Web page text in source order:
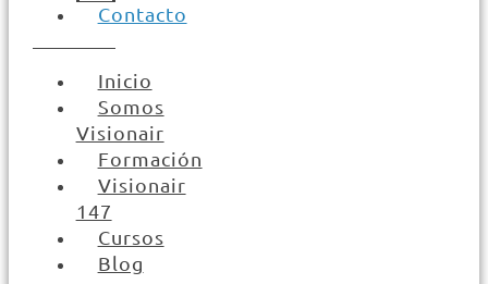
Contacto
Inicio
Somos
Visionair
Formación
Visionair
147
Cursos
Blog